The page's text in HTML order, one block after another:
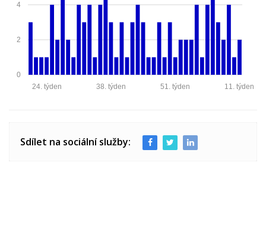
0
2
4
11. týden
51. týden
38. týden
24. týden
Sdílet na sociální služby: